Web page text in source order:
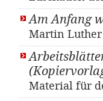
Am Anfang
Martin
Material für